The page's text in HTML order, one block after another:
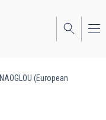
(European